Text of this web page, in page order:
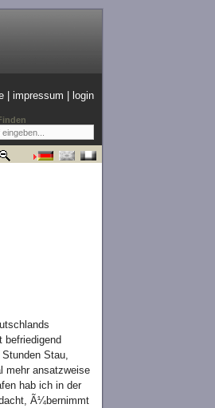
|impressum login
befriedigend
Stau,
mehr ansatzweise
hab ich in der
Ã¼bernimmt